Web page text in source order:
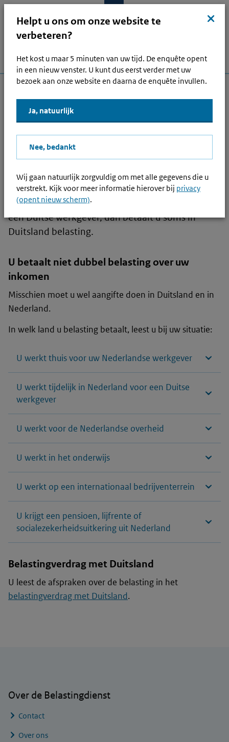
Ga naar hoofdinhoud
Ga direct naar hoofdnavigatie
Ga direct naar footer
Hoofdnavigatie
Home Menu Open
Lees voor
Ik woon in Duitsland - waar betaal
ik belasting over inkomen uit
Nederland?
Werkt u in Nederland voor een Nederlandse
werkgever, dan betaalt u over uw loon meestal in
Nederland belasting. Werkt u in Nederland voor
een Duitse werkgever, dan betaalt u soms in
Duitsland belasting.
U betaalt niet dubbel belasting over uw
inkomen
Misschien moet u wel aangifte doen in Duitsland en in
Nederland.
In welk land u belasting betaalt, leest u bij uw situatie:
U werkt thuis voor uw Nederlandse werkgever
U werkt tijdelijk in Nederland voor een Duitse
werkgever
U werkt voor de Nederlandse overheid
U werkt in het onderwijs
U werkt op een internationaal bedrijventerrein
U krijgt een pensioen, lijfrente of
socialezekerheidsuitkering uit Nederland
Belastingverdrag met Duitsland
U leest de afspraken over de belasting in het
belastingverdrag met Duitsland.
Over de Belastingdienst
Contact
Over ons
kruis
Helpt u ons om onze website te
verbeteren?
Het kost u maar 5 minuten van uw tijd. De enquête opent
in een nieuw venster. U kunt dus eerst verder met uw
bezoek aan onze website en daarna de enquête invullen.
Ja, natuurlijk
Nee, bedankt
Wij gaan natuurlijk zorgvuldig om met alle gegevens die u
verstrekt. Kijk voor meer informatie hierover bij privacy
(opent nieuw scherm).